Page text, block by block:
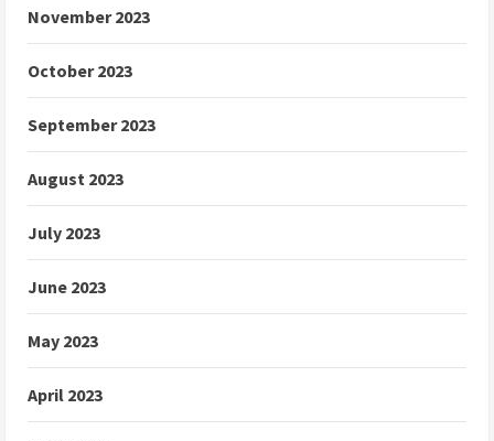
November 2023
October 2023
September 2023
August 2023
July 2023
June 2023
May 2023
April 2023